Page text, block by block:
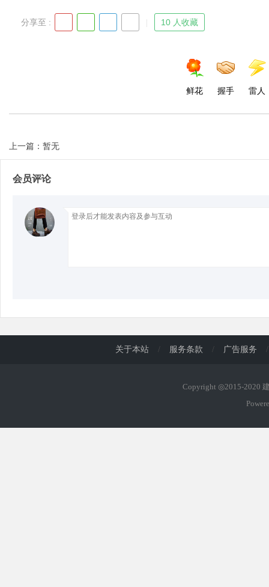
分享至 : 10 人收藏
鲜花 握手 雷人
上一篇：暂无
会员评论
关于本站 / 服务条款 / 广告服务 /
Copyright ◎2015-2020